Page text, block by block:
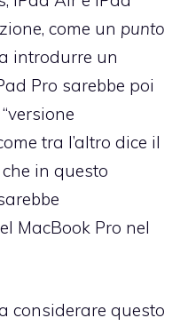
come un punto
introdurre un
Pro sarebbe poi
tra l’altro dice il
in questo
MacBook Pro nel
considerare questo